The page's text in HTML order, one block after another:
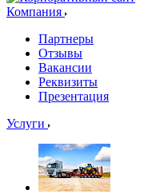
Компания
Партнеры
Отзывы
Вакансии
Реквизиты
Презентация
Услуги